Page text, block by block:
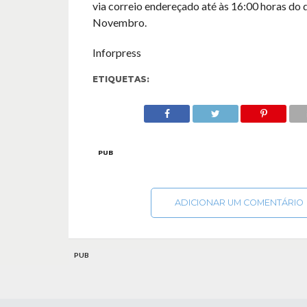
via correio endereçado até às 16:00 horas do
Novembro.
Inforpress
ETIQUETAS:
PUB
ADICIONAR UM COMENTÁRIO
PUB